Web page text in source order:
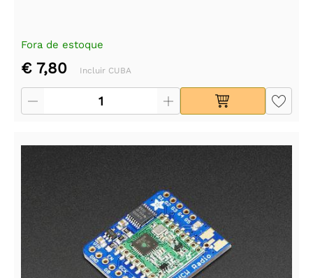
Fora de estoque
€ 7,80 Incluir CUBA